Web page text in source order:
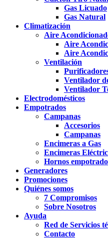
Gas Licuado
Gas Natural
Climatización
Aire
Aire
Aire
Ventilación
Ventilador
Ventilador
Electrodomésticos
Empotrados
Campanas
Accesorios
Campanas
Encimeras a Gas
Encimeras
Hornos
Generadores
Promociones
Quiénes somos
7 Compromisos
Sobre Nosotros
Ayuda
Red de Servicios
Contacto